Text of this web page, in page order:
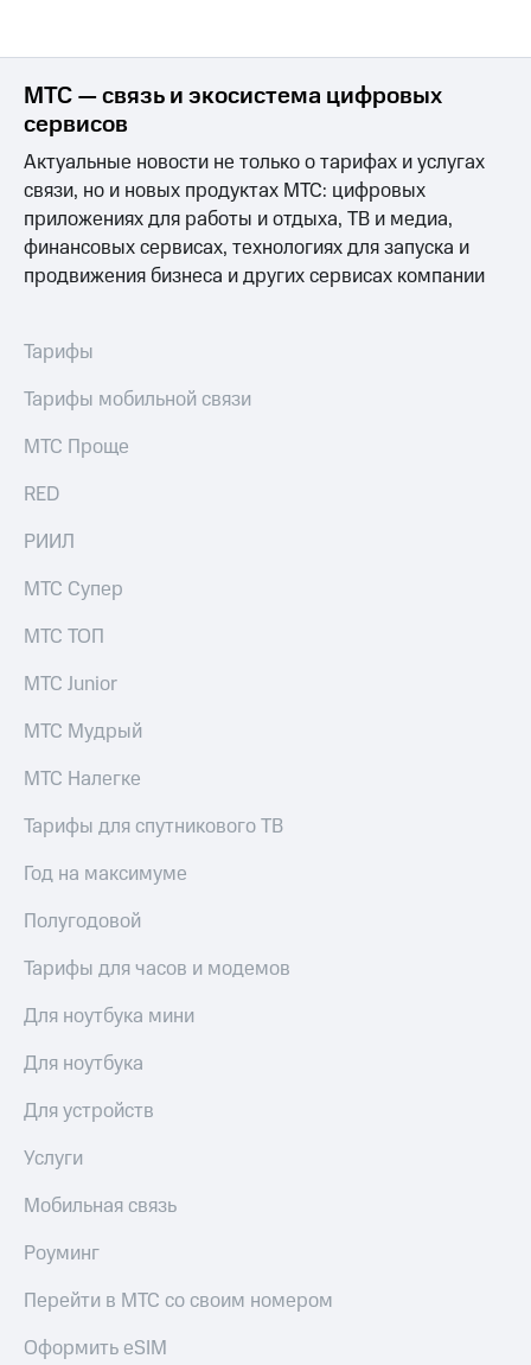
МТС — связь и экосистема цифровых
сервисов
Актуальные новости не только о тарифах и услугах
связи, но и новых продуктах МТС: цифровых
приложениях для работы и отдыха, ТВ и медиа,
финансовых сервисах, технологиях для запуска и
продвижения бизнеса и других сервисах компании
Тарифы
Тарифы мобильной связи
МТС Проще
RED
РИИЛ
МТС Супер
МТС ТОП
МТС Junior
МТС Мудрый
МТС Налегке
Тарифы для спутникового ТВ
Год на максимуме
Полугодовой
Тарифы для часов и модемов
Для ноутбука мини
Для ноутбука
Для устройств
Услуги
Мобильная связь
Роуминг
Перейти в МТС со своим номером
Оформить eSIM